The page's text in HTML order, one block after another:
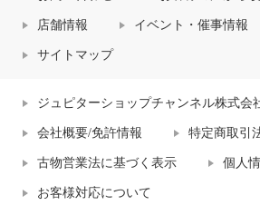
店舗情報 イベント・催事情報
サイトマップ
ジュピターショップチャンネル株式会
会社概要/免許情報 特定商取引
古物営業法に基づく表示 個人
お客様対応について